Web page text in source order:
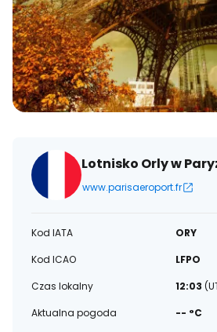
Lotnisko Orly w
www.parisaeroport.fr
Kod IATA
ORY
Kod ICAO
LFPO
Czas lokalny
12:03
Aktualna pogoda
-- °C